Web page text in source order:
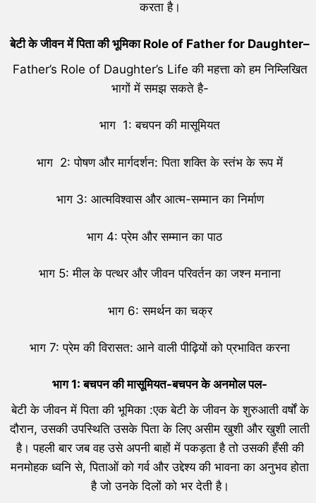
करता है।
बेटी के जीवन में पिता की भूमिका Role of Father for Daughter–
Father’s Role of Daughter’s Life की महत्ता को हम निम्लिखित
भागों में समझ सकते है-
भाग 1: बचपन की मासूमियत
भाग 2: पोषण और मार्गदर्शन: पिता शक्ति के स्तंभ के रूप में
भाग 3: आत्मविश्वास और आत्म-सम्मान का निर्माण
भाग 4: प्रेम और सम्मान का पाठ
भाग 5: मील के पत्थर और जीवन परिवर्तन का जश्न मनाना
भाग 6: समर्थन का चक्र
भाग 7: प्रेम की विरासत: आने वाली पीढ़ियों को प्रभावित करना
भाग 1: बचपन की मासूमियत-बचपन के अनमोल पल-
बेटी के जीवन में पिता की भूमिका :एक बेटी के जीवन के शुरुआती वर्षों के
दौरान, उसकी उपस्थिति उसके पिता के लिए असीम खुशी और खुशी लाती
है। पहली बार जब वह उसे अपनी बाहों में पकड़ता है तो उसकी हँसी की
मनमोहक ध्वनि से, पिताओं को गर्व और उद्देश्य की भावना का अनुभव होता
है जो उनके दिलों को भर देती है।